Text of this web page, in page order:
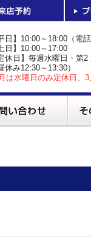
日】10:00～18:00（電
日】10:00～17:00
休日】毎週水曜日・第
休み12:30～13:30）
は水曜日のみ定休日、